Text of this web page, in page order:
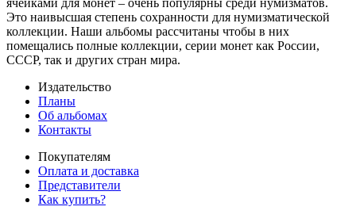
Это наивысшая степень сохранности для нумизматической
коллекции. Наши альбомы рассчитаны чтобы в них
помещались полные коллекции, серии монет как России,
СССР, так и других стран мира.
Издательство
Планы
Об альбомах
Контакты
Покупателям
Оплата и доставка
Представители
Как купить?